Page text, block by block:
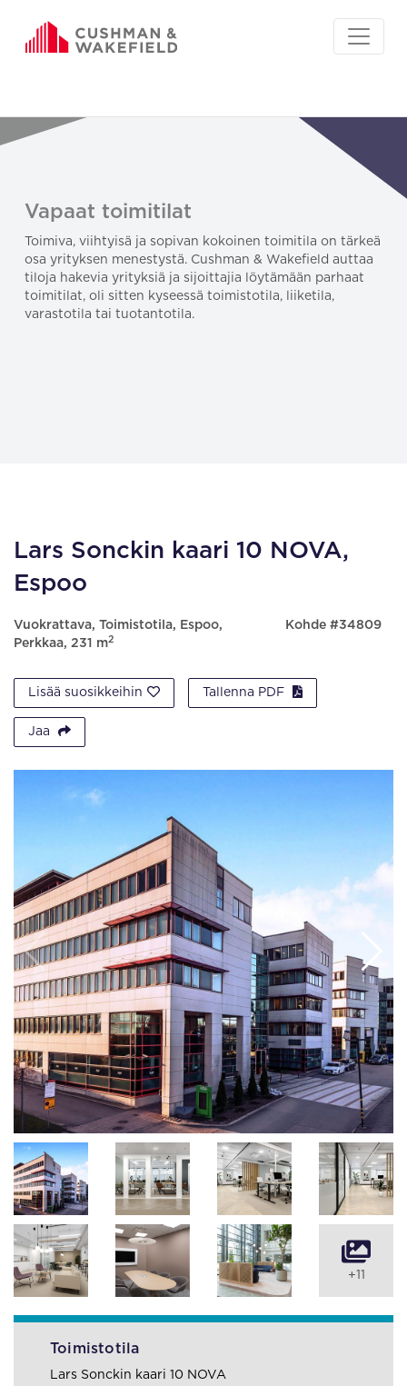
Vapaat toimitilat
Toimiva, viihtyisä ja sopivan kokoinen toimitila on tärkeä
osa yrityksen menestystä. Cushman & Wakefield auttaa
tiloja hakevia yrityksiä ja sijoittajia löytämään parhaat
toimitilat, oli sitten kyseessä toimistotila, liiketila,
varastotila tai tuotantotila.
Lars Sonckin kaari 10 NOVA,
Espoo
Vuokrattava, Toimistotila, Espoo,
Perkkaa, 231 m2
Kohde #34809
Lisää suosikkeihin Tallenna PDF
Jaa
+11
Toimistotila
Lars Sonckin kaari 10 NOVA